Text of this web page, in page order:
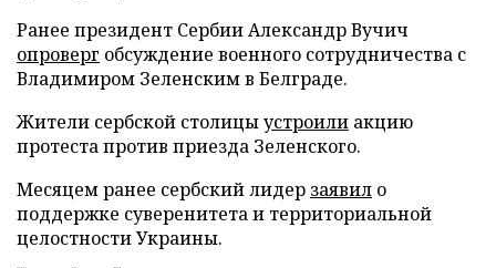
Ранее президент Сербии Александр Вучич
опроверг обсуждение военного сотрудничества с
Владимиром Зеленским в Белграде.
Жители сербской столицыустроили акцию
протеста против приезда Зеленского.
Месяцем ранее сербский лидер заявил о
поддержке суверенитета и территориальной
целостности Украины.